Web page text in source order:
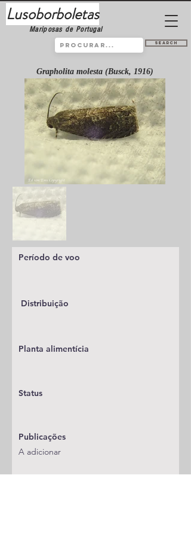
Lusoborboletas
Mariposas de Portugal
Search
Grapholita molesta (Busck, 1916)
Período de voo
Distribuição
Planta alimentícia
Status
Publicações
A adicionar